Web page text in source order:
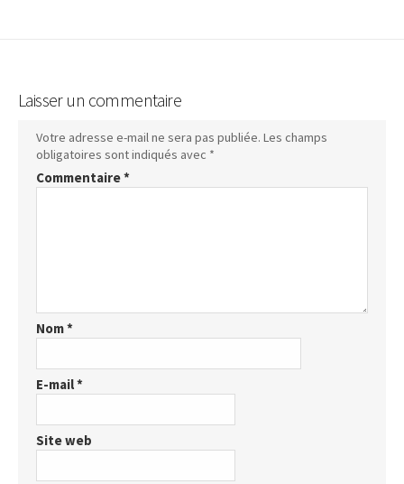
Laisser un commentaire
Votre adresse e-mail ne sera pas publiée. Les champs
obligatoires sont indiqués avec *
Commentaire*
Nom*
E-mail*
Site web